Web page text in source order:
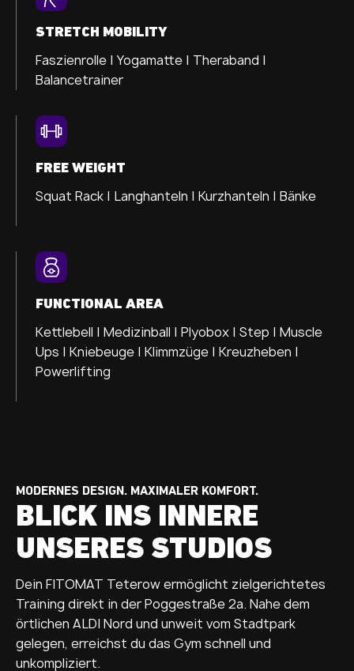
STRETCH MOBILITY
Faszienrolle | Yogamatte | Theraband |
Balancetrainer
FREE WEIGHT
Squat Rack | Langhanteln | Kurzhanteln | Bänke
FUNCTIONAL AREA
Kettlebell | Medizinball | Plyobox | Step | Muscle
Ups | Kniebeuge | Klimmzüge | Kreuzheben |
Powerlifting
MODERNES DESIGN. MAXIMALER KOMFORT.
BLICK INS INNERE
UNSERES STUDIOS
Dein FITOMAT Teterow ermöglicht zielgerichtetes
Training direkt in der Poggestraße 2a. Nahe dem
örtlichen ALDI Nord und unweit vom Stadtpark
gelegen, erreichst du das Gym schnell und
unkompliziert.